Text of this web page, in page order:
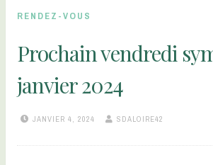
RENDEZ-VOUS
Prochain vendredi
janvier 2024
JANVIER 4, 2024 SDALOIRE42